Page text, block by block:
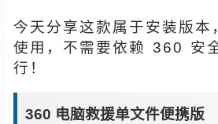
今天分享这款属于安装版本
使用，不需要依赖 360 安
行！
360 电脑救援单文件便携版